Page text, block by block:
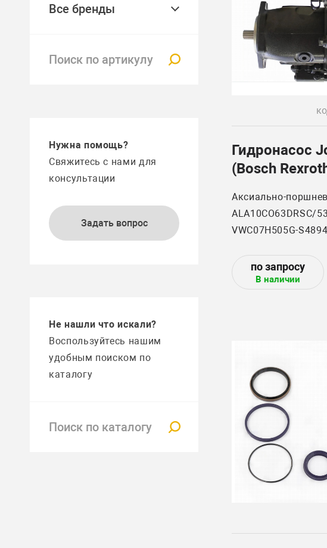
Гидронасос
(Bosch
Аксиально-
ALA10CO63DRSC/
VWC07H505G-S4894
R992001331/291720
В наличии
Все бренды
Нужна помощь?
Свяжитесь с нами для
консультации
Задать вопрос
Не нашли что искали?
Воспользуйтесь нашим
удобным поиском по
каталогу